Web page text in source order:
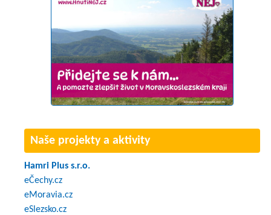
Naše projekty a aktivity
Hamri Plus s.r.o.
eČechy.cz
eMoravia.cz
eSlezsko.cz